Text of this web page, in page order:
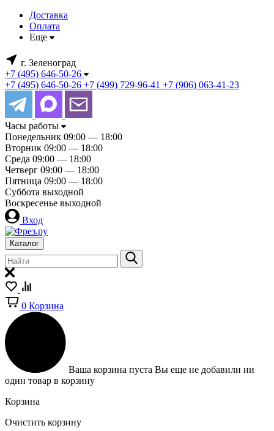
Доставка
Оплата
Еще
г. Зеленоград
+7 (495) 646-50-26
+7 (495) 646-50-26 +7 (499) 729-96-41 +7 (906) 063-41-23
Часы работы
Понедельник 09:00 — 18:00
Вторник 09:00 — 18:00
Среда 09:00 — 18:00
Четверг 09:00 — 18:00
Пятница 09:00 — 18:00
Суббота выходной
Воскресенье выходной
Вход
Каталог
0 Корзина
Ваша корзина пуста Вы еще не добавили ни
один товар в корзину
Корзина
Очистить корзину